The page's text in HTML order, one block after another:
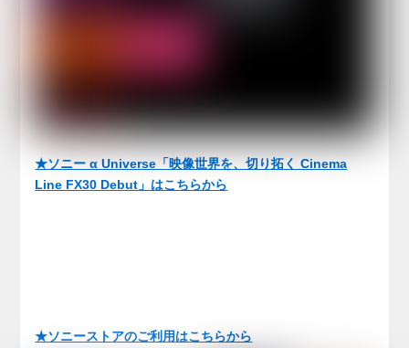
★ソニー α Universe「映像世界を、切り拓く Cinema
Line FX30 Debut」はこちらから
★ソニーストアのご利用はこちらから